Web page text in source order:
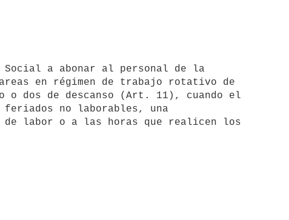
en régimen de trabajo rotativo de
o dos de descanso (Art. 11), cuando el
no laborables, una
de labor o a las horas que realicen los